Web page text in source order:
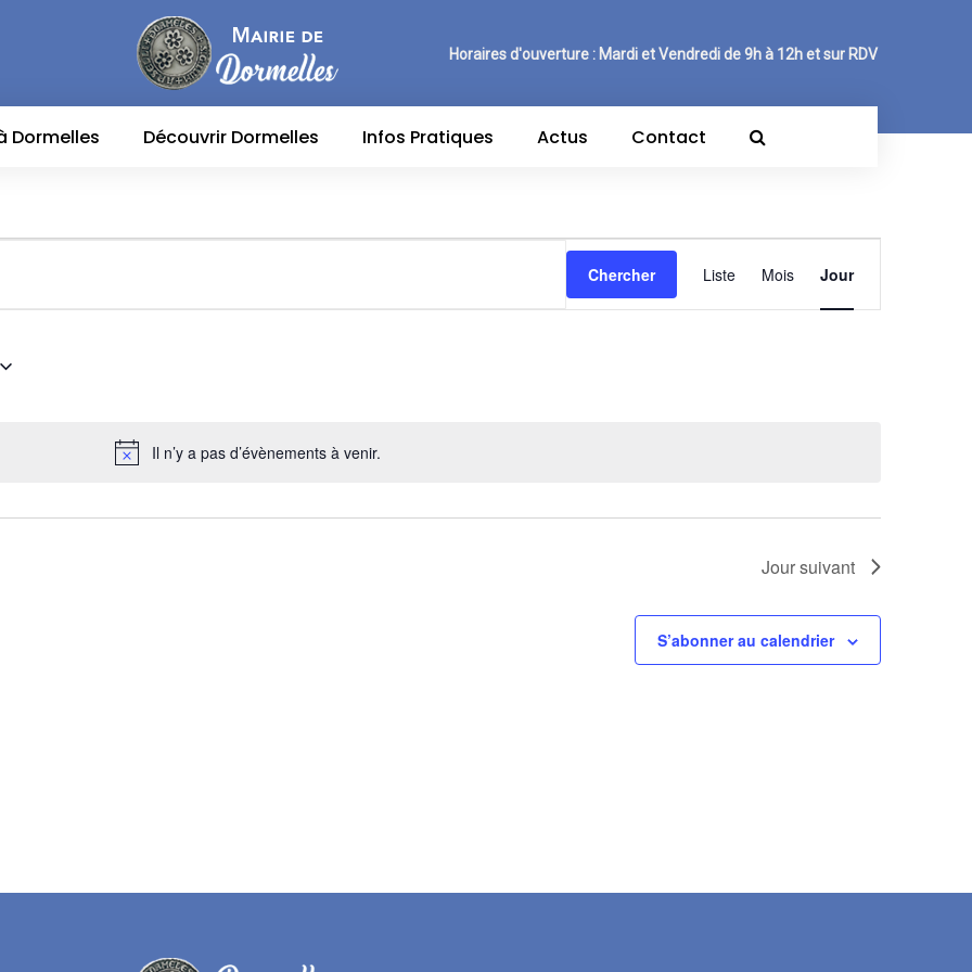
Horaires d'ouverture : Mardi et Vendredi de 9h à 12h et sur RDV
Dormelles Découvrir Dormelles Infos Pratiques Actus Contact
Notice
Il n’y a pas d’évènements à venir.
Chercher
de
vues
Liste Mois Jour
Jour suivant
S’abonner au calendrier